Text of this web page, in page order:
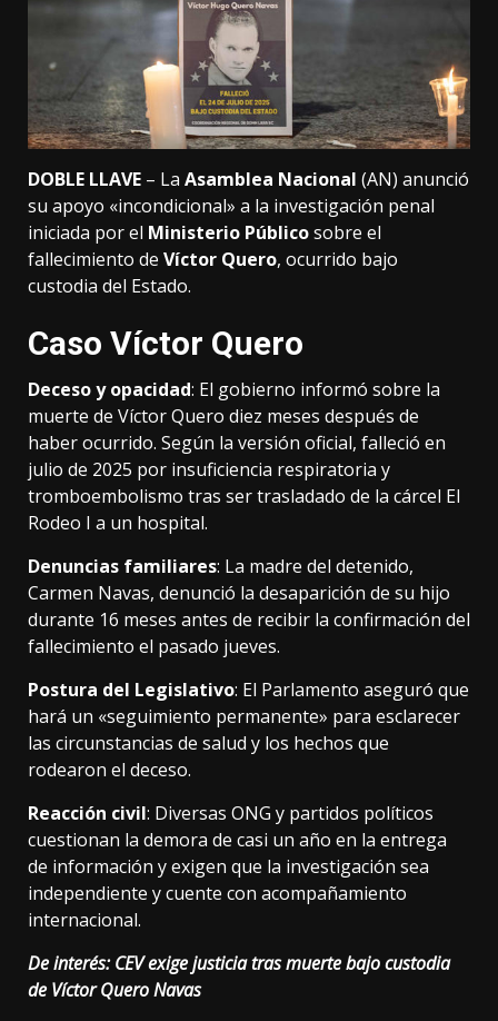
DOBLE LLAVE – La Asamblea Nacional (AN) anunció
su apoyo «incondicional» a la investigación penal
iniciada por el Ministerio Públicosobre el
fallecimiento de Víctor Quero, ocurrido bajo
custodia del Estado.
Caso Víctor Quero
Deceso y opacidad: El gobierno informó sobre la
muerte de Víctor Quero diez meses después de
haber ocurrido. Según la versión oficial, falleció en
julio de 2025 por insuficiencia respiratoria y
tromboembolismo tras ser trasladado de la cárcel El
Rodeo I a un hospital.
Denuncias familiares: La madre del detenido,
Carmen Navas, denunció la desaparición de su hijo
durante 16 meses antes de recibir la confirmación del
fallecimiento el pasado jueves.
Postura del Legislativo: El Parlamento aseguró que
hará un «seguimiento permanente» para esclarecer
las circunstancias de salud y los hechos que
rodearon el deceso.
Reacción civil: Diversas ONG y partidos políticos
cuestionan la demora de casi un año en la entrega
de información y exigen que la investigación sea
independiente y cuente con acompañamiento
internacional.
De interés:CEV exige justicia tras muerte bajo custodia
de Víctor Quero Navas